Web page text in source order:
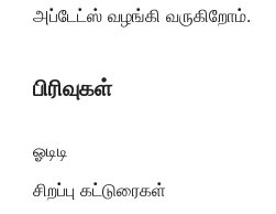
அப்டேட்ஸ் வழங்கி வருகிறோம்.
பிரிவுகள்
ஓடிடி
சிறப்பு கட்டுரைகள்